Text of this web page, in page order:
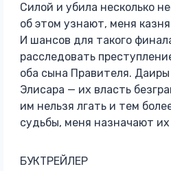
Силой и убила несколько
об этом узнают, меня
И шансов для такого
расследовать
оба сына Правителя.
Элисара — их власть
им нельзя лгать и тем
судьбы, меня назначают
БУКТРЕЙЛЕР